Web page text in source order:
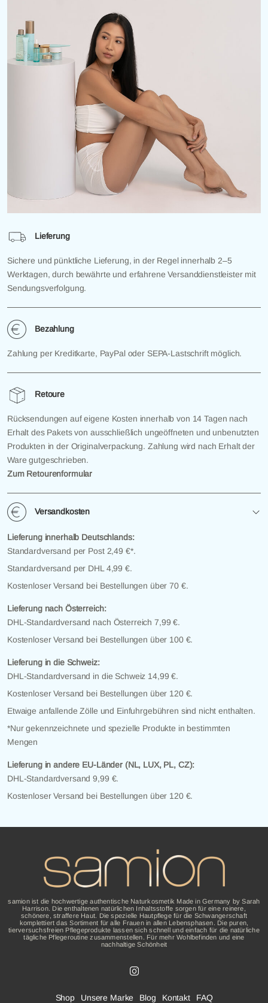
Lieferung
Sichere und pünktliche Lieferung, in der Regel innerhalb 2–5
Werktagen, durch bewährte und erfahrene Versanddienstleister mit
Sendungsverfolgung.
Bezahlung
Zahlung per Kreditkarte, PayPal oder SEPA-Lastschrift möglich.
Retoure
Rücksendungen auf eigene Kosten innerhalb von 14 Tagen nach
Erhalt des Pakets von ausschließlich ungeöffneten und unbenutzten
Produkten in der Originalverpackung. Zahlung wird nach Erhalt der
Ware gutgeschrieben.
Zum Retourenformular
Versandkosten
Lieferung innerhalb Deutschlands:
Standardversand per Post 2,49 €*.
Standardversand per DHL 4,99 €.
Kostenloser Versand bei Bestellungen über 70 €.
Lieferung nach Österreich:
DHL-Standardversand nach Österreich 7,99 €.
Kostenloser Versand bei Bestellungen über 100 €.
Lieferung in die Schweiz:
DHL-Standardversand in die Schweiz 14,99 €.
Kostenloser Versand bei Bestellungen über 120 €.
Etwaige anfallende Zölle und Einfuhrgebühren sind nicht enthalten.
*Nur gekennzeichnete und spezielle Produkte in bestimmten
Mengen
Lieferung in andere EU-Länder (NL, LUX, PL, CZ):
DHL-Standardversand 9,99 €.
Kostenloser Versand bei Bestellungen über 120 €.
samion ist die hochwertige authentische Naturkosmetik Made in Germany by Sarah
Harrison. Die enthaltenen natürlichen Inhaltsstoffe sorgen für eine reinere,
schönere, straffere Haut. Die spezielle Hautpflege für die Schwangerschaft
komplettiert das Sortiment für alle Frauen in allen Lebensphasen. Die puren,
tierversuchsfreien Pflegeprodukte lassen sich schnell und einfach für die natürliche
tägliche Pflegeroutine zusammenstellen. Für mehr Wohlbefinden und eine
nachhaltige Schönheit
Shop Unsere Marke Blog Kontakt FAQ